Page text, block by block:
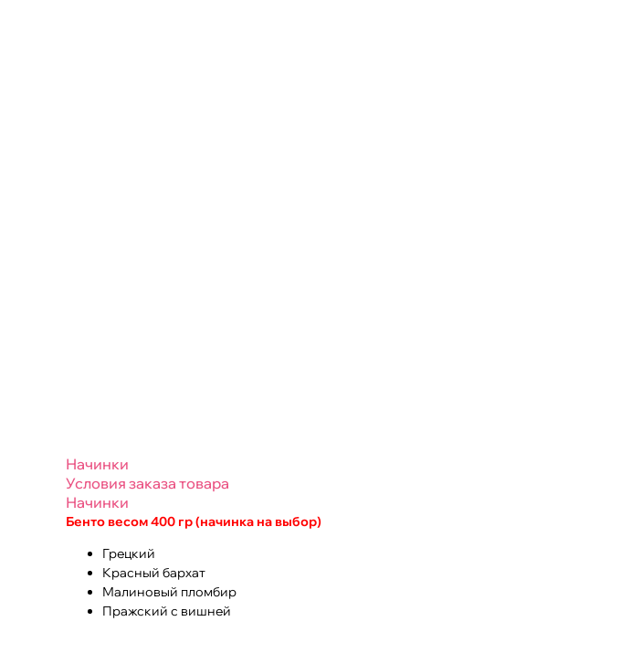
Начинки
Условия заказа товара
Начинки
Бенто весом 400 гр (начинка на выбор)
Грецкий
Красный бархат
Малиновый пломбир
Пражский с вишней